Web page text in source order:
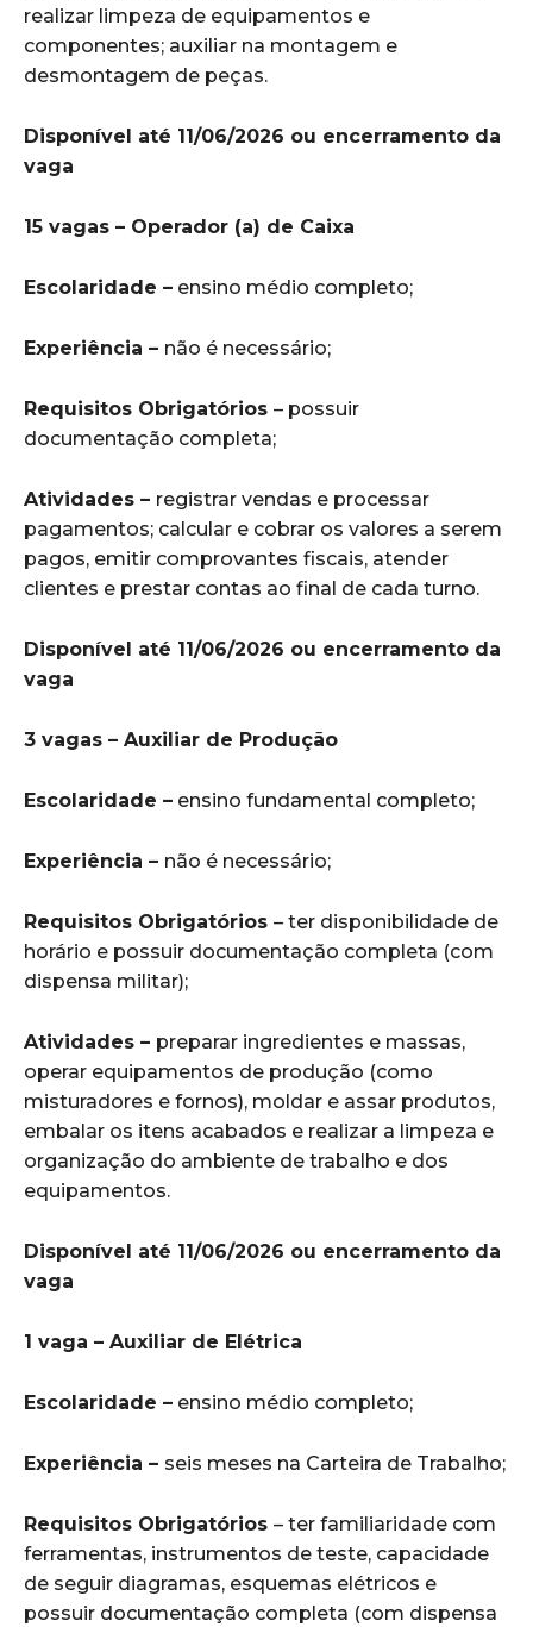
realizar limpeza de equipamentos e
componentes; auxiliar na montagem e
desmontagem de peças.
Disponível até 11/06/2026 ou encerramento da
vaga
15 vagas – Operador (a) de Caixa
Escolaridade – ensino médio completo;
Experiência – não é necessário;
Requisitos Obrigatórios – possuir
documentação completa;
Atividades – registrar vendas e processar
pagamentos; calcular e cobrar os valores a serem
pagos, emitir comprovantes fiscais, atender
clientes e prestar contas ao final de cada turno.
Disponível até 11/06/2026 ou encerramento da
vaga
3 vagas – Auxiliar de Produção
Escolaridade – ensino fundamental completo;
Experiência – não é necessário;
Requisitos Obrigatórios – ter disponibilidade de
horário e possuir documentação completa (com
dispensa militar);
Atividades – preparar ingredientes e massas,
operar equipamentos de produção (como
misturadores e fornos), moldar e assar produtos,
embalar os itens acabados e realizar a limpeza e
organização do ambiente de trabalho e dos
equipamentos.
Disponível até 11/06/2026 ou encerramento da
vaga
1 vaga – Auxiliar de Elétrica
Escolaridade – ensino médio completo;
Experiência – seis meses na Carteira de Trabalho;
Requisitos Obrigatórios – ter familiaridade com
ferramentas, instrumentos de teste, capacidade
de seguir diagramas, esquemas elétricos e
possuir documentação completa (com dispensa